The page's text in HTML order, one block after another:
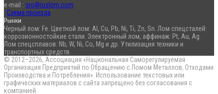
e-mail : sro@ruslom.com
Схема проезда
Рынки
Черный лом: Fe. Цветной лом: Al, Cu, Pb, Ni, Ti, Zn, Sn. Лом спецсталей:
коррозионностойкие стали. Электронный лом, аффинаж: Pt, Au, Ag.
Лом спецсплавов: Nb, W, Ni, Co, Mg и др. Утилизация техники и
транспортных средств.
© 2012–2026, Ассоциация «Национальная Саморегулируемая
Организация Предприятий по Обращению с Ломом Металлов, Отходами
Производства и Потребления». Использование текстовых или
графических материалов с сайта запрещено без согласования с
компанией.